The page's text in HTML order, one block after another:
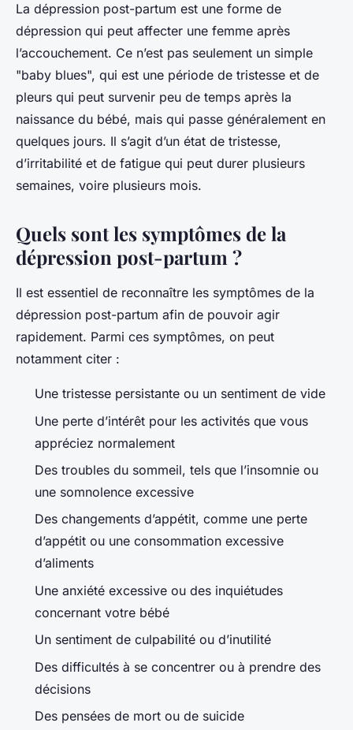
La dépression post-partum est une forme de
dépression qui peut affecter une femme après
l’accouchement. Ce n’est pas seulement un simple
"baby blues", qui est une période de tristesse et de
pleurs qui peut survenir peu de temps après la
naissance du bébé, mais qui passe généralement en
quelques jours. Il s’agit d’un état de tristesse,
d’irritabilité et de fatigue qui peut durer plusieurs
semaines, voire plusieurs mois.
Quels sont les symptômes de la
dépression post-partum ?
Il est essentiel de reconnaître les symptômes de la
dépression post-partum afin de pouvoir agir
rapidement. Parmi ces symptômes, on peut
notamment citer :
Une tristesse persistante ou un sentiment de vide
Une perte d’intérêt pour les activités que vous
appréciez normalement
Des troubles du sommeil, tels que l’insomnie ou
une somnolence excessive
Des changements d’appétit, comme une perte
d’appétit ou une consommation excessive
d’aliments
Une anxiété excessive ou des inquiétudes
concernant votre bébé
Un sentiment de culpabilité ou d’inutilité
Des difficultés à se concentrer ou à prendre des
décisions
Des pensées de mort ou de suicide